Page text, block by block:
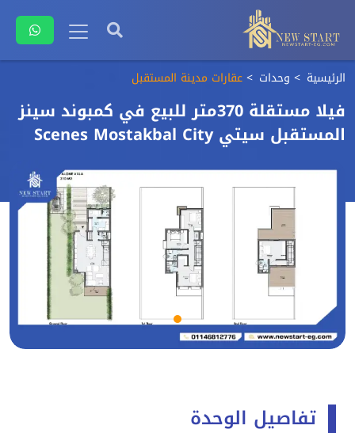
الرئيسية وحدات عقارات مدينة المستقبل
فيلا مستقلة 370متر للبيع في كمبوند سينز
المستقبل سيتي Scenes Mostakbal City
تفاصيل الوحدة